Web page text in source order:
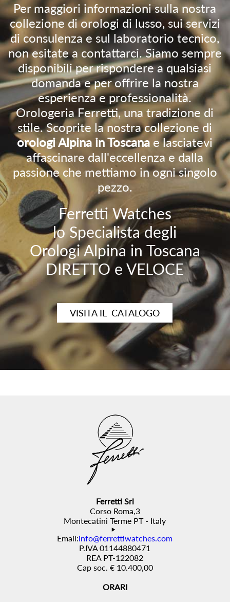
Per maggiori informazioni sulla nostra
collezione di orologi di lusso, sui servizi
di consulenza e sul laboratorio tecnico,
non esitate a contattarci. Siamo sempre
disponibili per rispondere a qualsiasi
domanda e per offrire la nostra
esperienza e professionalità.
Orologeria Ferretti, una tradizione di
stile. Scoprite la nostra collezione di
orologi Alpina in Toscana e lasciatevi
affascinare dall'eccellenza e dalla
passione che mettiamo in ogni singolo
pezzo.
Ferretti Watches
lo Specialista degli
Orologi Alpina in Toscana
DIRETTO e VELOCE
VISITA IL CATALOGO
Ferretti Srl
Corso Roma,3
Montecatini Terme PT - Italy
Email:info@ferrettiwatches.com
P.IVA 01144880471
REA PT-122082
Cap soc. € 10.400,00
ORARI